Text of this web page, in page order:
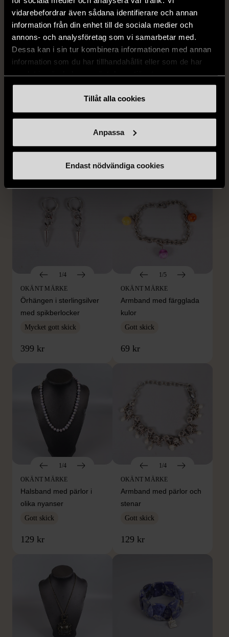
vidarebefordrar även sådana identifierare och annan
information från din enhet till de sociala medier och
annons- och analysföretag som vi samarbetar med.
Dessa kan i sin tur kombinera informationen med annan
information som du har tillhandahållit eller som de har
Tillåt alla cookies
Anpassa
Endast nödvändiga cookies
1/5
Använt skick
FRÅN SAMMA VARUMÄRKE
Hitta produkter från samma varumärke
1/4
OKÄNT MÄRKE
Örhängen i sterlingsilver
med spikberlocker
Mycket gott skick
399 kr
1/5
OKÄNT MÄRKE
Armband med färgglada
kulor
Gott skick
69 kr
1/4
OKÄNT MÄRKE
Halsband med pärlor i
olika nyanser
Gott skick
129 kr
1/4
OKÄNT MÄRKE
Armband med pärlor och
stenar
Gott skick
129 kr